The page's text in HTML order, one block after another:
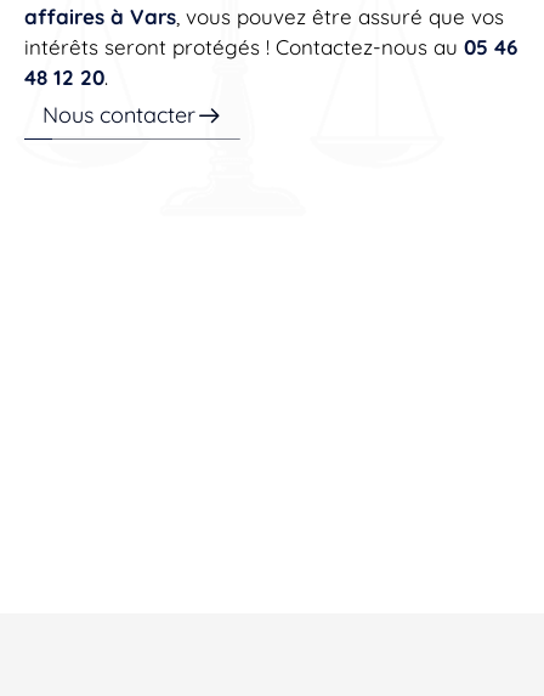
affaires à Vars , vous pouvez être assuré que vos
intérêts seront protégés ! Contactez-nous au 05 46
48 12 20.
Nous contacter